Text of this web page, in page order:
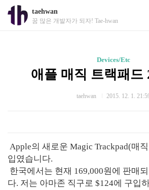
taehwan
꿈 많은 개발자가 되자! Tae-hwan
Devices/Etc
애플 매직 트랙패드
taehwan 2015. 12. 1.
Apple의 새로운 Magic Trackpad(매
입였습니다.
한국에서는 현재 169,000원에 판매
다. 저는 아마존 직구로 $124에 구입